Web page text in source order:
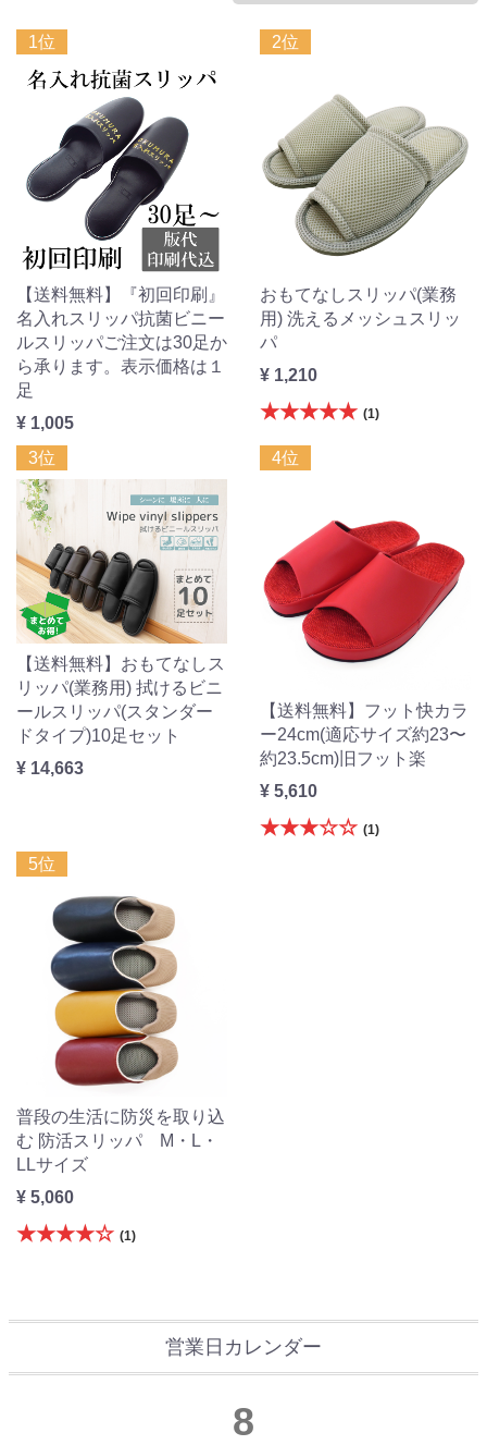
1位
【送料無料】『初回印刷』
名入れスリッパ抗菌ビニー
ルスリッパご注文は30足か
ら承ります。表示価格は１
足
¥ 1,005
2位
おもてなしスリッパ(業務
用) 洗えるメッシュスリッ
パ
¥ 1,210
★★★★★ (1)
3位
【送料無料】おもてなしス
リッパ(業務用) 拭けるビニ
ールスリッパ(スタンダー
ドタイプ)10足セット
¥ 14,663
4位
【送料無料】フット快カラ
ー24cm(適応サイズ約23〜
約23.5cm)旧フット楽
¥ 5,610
★★★☆☆ (1)
5位
普段の生活に防災を取り込
む 防活スリッパ M・L・
LLサイズ
¥ 5,060
★★★★☆ (1)
営業日カレンダー
8